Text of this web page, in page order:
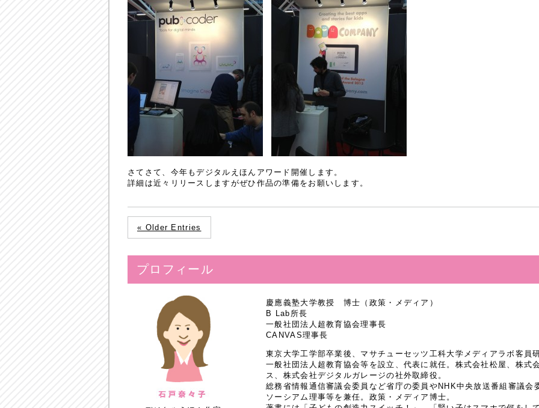
さてさて、今年もデジタルえほんアワード開催します。
詳細は近々リリースしますがぜひ作品の準備をお願いします。
« Older Entries
プロフィール
慶應義塾大学教授 博士（政策・メディア）
B Lab所長
一般社団法人超教育協会理事長
CANVAS理事長
東京大学工学部卒業後、マサチューセッツ工科大学メディアラボ客員
一般社団法人超教育協会等を設立、代表に就任。株式会社松屋、株式
ス、株式会社デジタルガレージの社外取締役。
総務省情報通信審議会委員など省庁の委員やNHK中央放送番組審議会
ソーシアム理事等を兼任。政策・メディア博士。